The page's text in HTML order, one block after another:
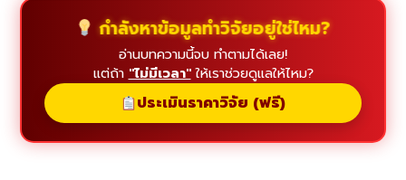
กำลังหาข้อมูลทำวิจัยอยู่ใช่ไหม?
อ่านบทความนี้จบ ทำตามได้เลย!
แต่ถ้า "ไม่มีเวลา"ให้เราช่วยดูแลให้ไหม?
ประเมินราคาวิจัย (ฟรี)